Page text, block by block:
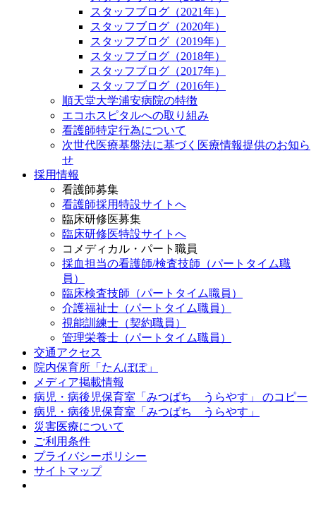
スタッフブログ（2021年）
スタッフブログ（2020年）
スタッフブログ（2019年）
スタッフブログ（2018年）
スタッフブログ（2017年）
スタッフブログ（2016年）
順天堂大学浦安病院の特徴
エコホスピタルへの取り組み
看護師特定行為について
次世代医療基盤法に基づく医療情報提供のお知ら
せ
採用情報
看護師募集
看護師採用特設サイトへ
臨床研修医募集
臨床研修医特設サイトへ
コメディカル・パート職員
採血担当の看護師/検査技師（パートタイム職
員）
臨床検査技師（パートタイム職員）
介護福祉士（パートタイム職員）
視能訓練士（契約職員）
管理栄養士（パートタイム職員）
交通アクセス
院内保育所「たんぽぽ」
メディア掲載情報
病児・病後児保育室「みつばち うらやす」 のコピー
病児・病後児保育室「みつばち うらやす」
災害医療について
ご利用条件
プライバシーポリシー
サイトマップ